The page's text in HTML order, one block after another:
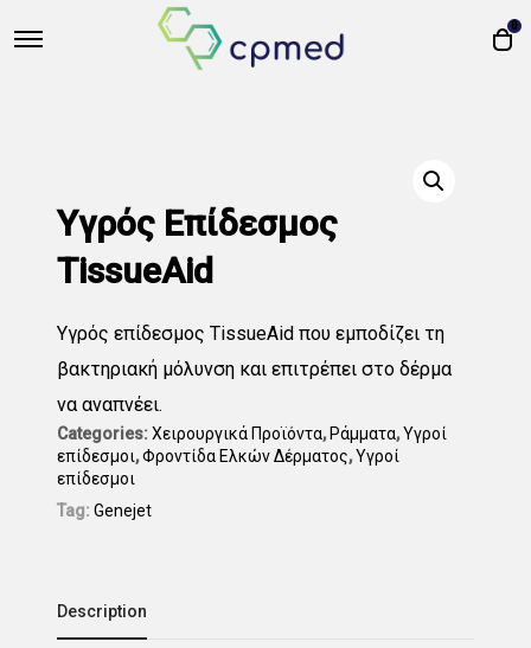
0
Υγρός Επίδεσμος
TissueAid
Υγρός επίδεσμος TissueAid που εμποδίζει τη
βακτηριακή μόλυνση και επιτρέπει στο δέρμα
να αναπνέει.
Categories: Χειρουργικά Προϊόντα,Ράμματα,Υγροί
επίδεσμοι,Φροντίδα Ελκών Δέρματος,Υγρoί
επίδεσμοι
Tag: Genejet
Description